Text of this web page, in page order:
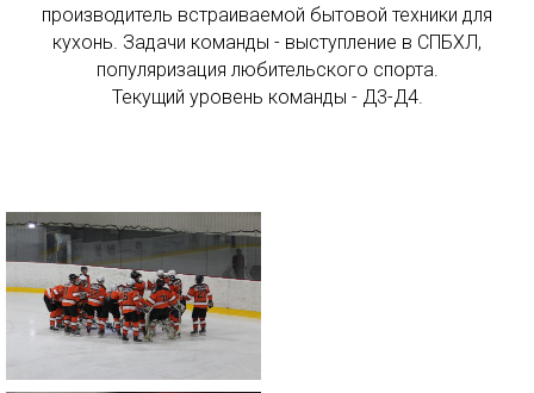
производитель встраиваемой бытовой техники для
кухонь. Задачи команды - выступление в СПБХЛ,
популяризация любительского спорта.
Текущий уровень команды - Д3-Д4.